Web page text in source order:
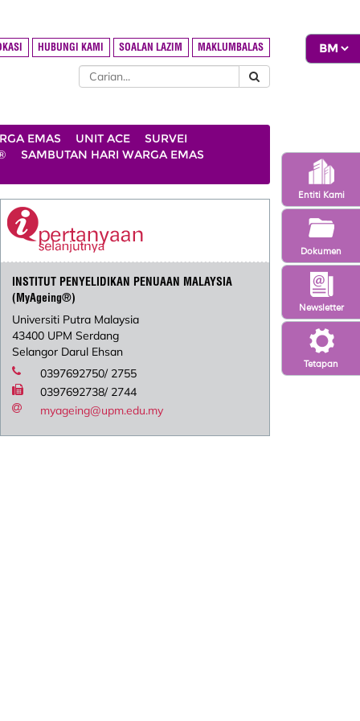
Tetapan
Newsletter
Entiti Kami
Dokumen
HUBUNGI KAMI SOALAN LAZIM MAKLUMBALAS
EMAS UNIT ACE
SURVEI
SAMBUTAN HARI WARGA EMAS
INSTITUT PENYELIDIKAN PENUAAN MALAYSIA
(MyAgeing®)
Universiti Putra Malaysia
43400 UPM Serdang
Selangor Darul Ehsan
0397692750/ 2755
0397692738/ 2744
myageing@upm.edu.my